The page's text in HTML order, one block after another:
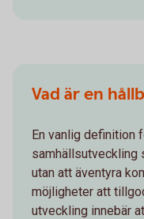
Vad är en
En vanlig definition
samhällsutveckling
utan att äventyra
möjligheter att
utveckling innebär